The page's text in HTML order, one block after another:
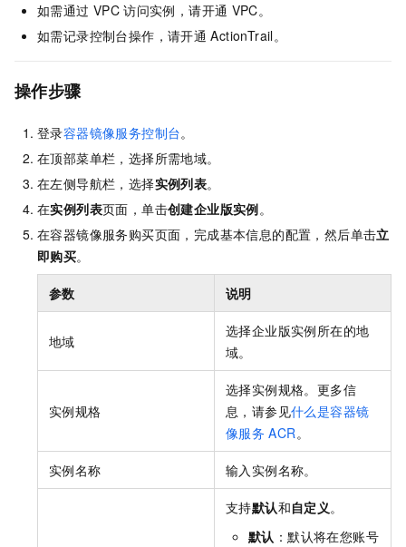
如需通过 VPC 访问实例，请开通 VPC。
如需记录控制台操作，请开通 ActionTrail。
操作步骤
登录容器镜像服务控制台。
在顶部菜单栏，选择所需地域。
在左侧导航栏，选择实例列表。
在实例列表页面，单击创建企业版实例。
在容器镜像服务购买页面，完成基本信息的配置，然后单击立
即购买。
参数 说明
地域
选择企业版实例所在的地
域。
实例规格
选择实例规格。更多信
息，请参见什么是容器镜
像服务 ACR。
实例名称 输入实例名称。
支持默认和自定义。
默认 ：默认将在您账号